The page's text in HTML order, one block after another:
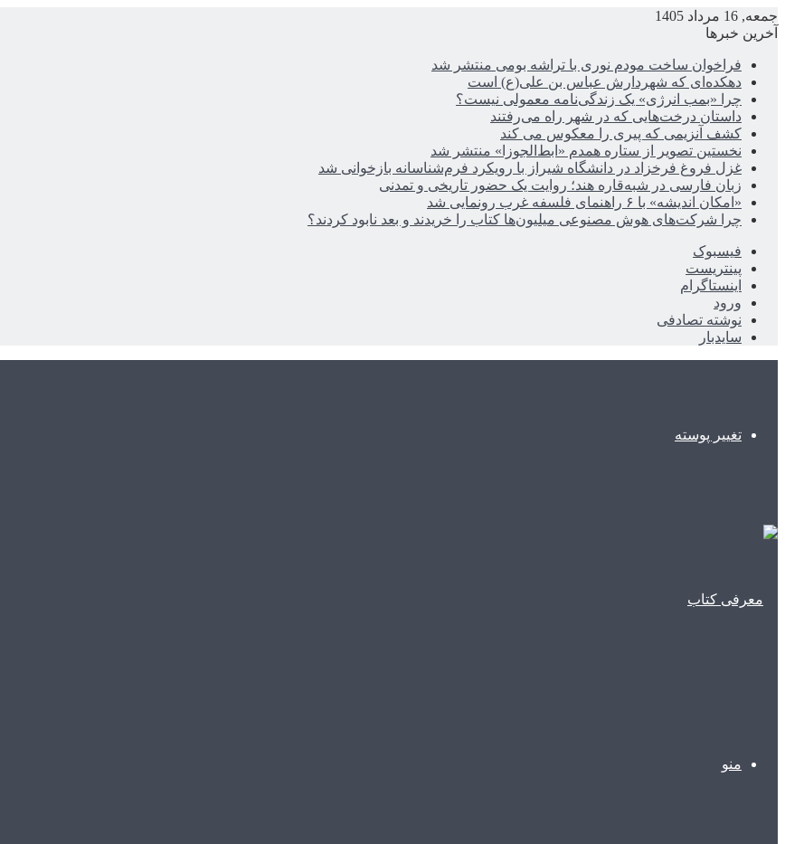
جمعه, 16 مرداد 1405
آخرین خبرها
فراخوان ساخت مودم نوری با تراشه بومی منتشر شد
دهکده‌ای که شهردارش عباس بن علی(ع) است
چرا «بمب انرژی» یک زندگی‌نامه معمولی نیست؟
داستان درخت‌هایی که در شهر راه می‌رفتند
کشف آنزیمی که پیری را معکوس می کند
نخستین تصویر از ستاره همدم «ابط‌الجوزا» منتشر شد
غزل فروغ فرخزاد در دانشگاه شیراز با رویکرد فرم‌شناسانه بازخوانی شد
زبان فارسی در شبه‌قاره هند؛ روایت یک حضور تاریخی و تمدنی
«امکان اندیشه» با ۶ راهنمای فلسفه غرب رونمایی شد
چرا شرکت‌های هوش مصنوعی میلیون‌ها کتاب را خریدند و بعد نابود کردند؟
فیسبوک
پینتریست
اینستاگرام
ورود
نوشته تصادفی
سایدبار
تغییر پوسته
منو